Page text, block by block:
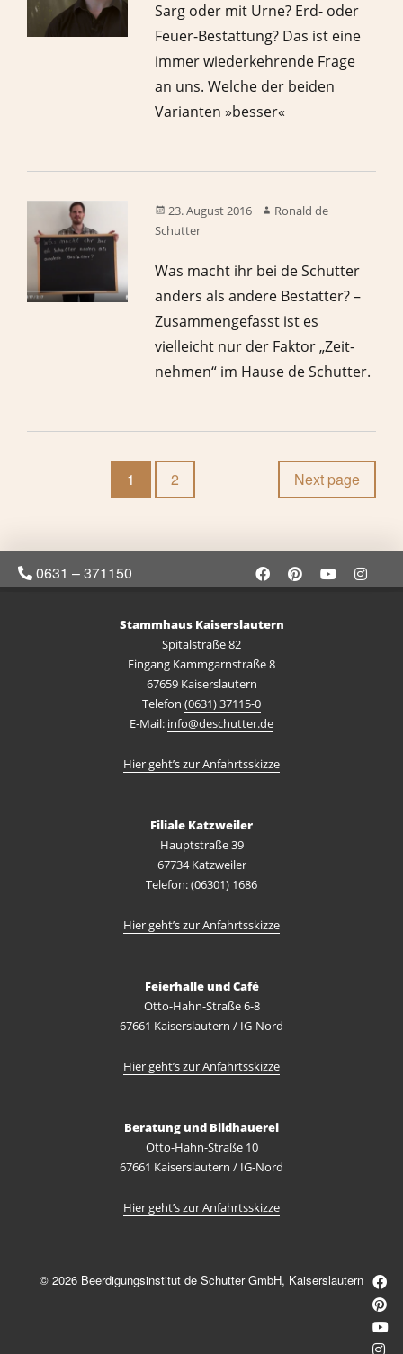
Sarg oder mit Urne? Erd- oder
Feuer-Bestattung? Das ist eine
immer wiederkehrende Frage
an uns. Welche der beiden
Varianten »besser«
23. August 2016
Ronald de
Schutter
Was macht ihr bei de Schutter
anders als andere Bestatter? –
Zusammengefasst ist es
vielleicht nur der Faktor „Zeit-
nehmen“ im Hause de Schutter.
1 2 Next page
0631 – 371150
Stammhaus Kaiserslautern
Spitalstraße 82
Eingang Kammgarnstraße 8
67659 Kaiserslautern
Telefon (0631) 37115-0
E-Mail: info@deschutter.de
Hier geht’s zur Anfahrtsskizze
Filiale Katzweiler
Hauptstraße 39
67734 Katzweiler
Telefon: (06301) 1686
Hier geht’s zur Anfahrtsskizze
Feierhalle und Café
Otto-Hahn-Straße 6-8
67661 Kaiserslautern / IG-Nord
Hier geht’s zur Anfahrtsskizze
Beratung und Bildhauerei
Otto-Hahn-Straße 10
67661 Kaiserslautern / IG-Nord
Hier geht’s zur Anfahrtsskizze
© 2026 Beerdigungsinstitut de Schutter GmbH, Kaiserslautern